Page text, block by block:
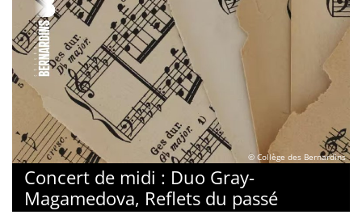
© Collège des Bernardins
Concert de midi : Duo Gray-
Magamedova, Reflets du passé